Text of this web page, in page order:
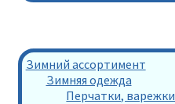
Зимний ассортимент
Зимняя одежда
Перчатки, варежки